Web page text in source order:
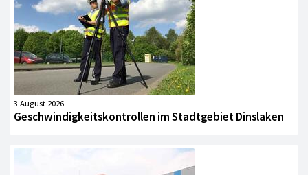
3 August 2026
Geschwindigkeitskontrollen im Stadtgebiet Dinslaken